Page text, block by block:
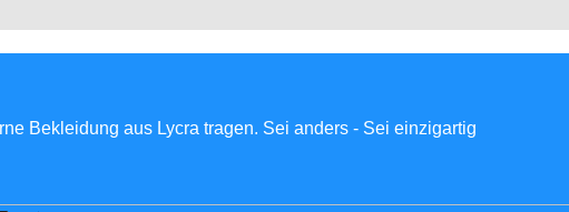
Bekleidung aus Lycra tragen. Sei anders - Sei einzigartig